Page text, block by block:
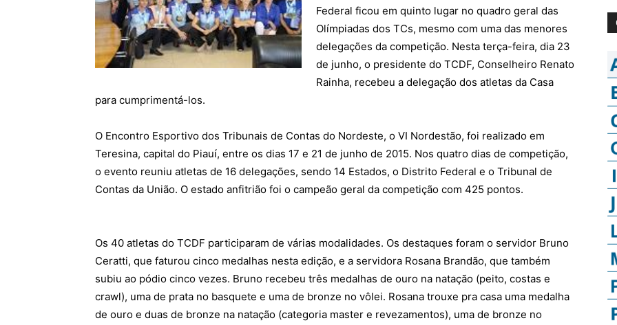
Federal ficou em quinto lugar no quadro geral das
Olímpiadas dos TCs, mesmo com uma das menores
delegações da competição. Nesta terça-feira, dia 23
de junho, o presidente do TCDF, Conselheiro Renato
Rainha, recebeu a delegação dos atletas da Casa
para cumprimentá-los.
O Encontro Esportivo dos Tribunais de Contas do Nordeste, o VI Nordestão, foi realizado em
Teresina, capital do Piauí, entre os dias 17 e 21 de junho de 2015. Nos quatro dias de competição,
o evento reuniu atletas de 16 delegações, sendo 14 Estados, o Distrito Federal e o Tribunal de
Contas da União. O estado anfitrião foi o campeão geral da competição com 425 pontos.
Os 40 atletas do TCDF participaram de várias modalidades. Os destaques foram o servidor Bruno
Ceratti, que faturou cinco medalhas nesta edição, e a servidora Rosana Brandão, que também
subiu ao pódio cinco vezes. Bruno recebeu três medalhas de ouro na natação (peito, costas e
crawl), uma de prata no basquete e uma de bronze no vôlei. Rosana trouxe pra casa uma medalha
de ouro e duas de bronze na natação (categoria master e revezamentos), uma de bronze no